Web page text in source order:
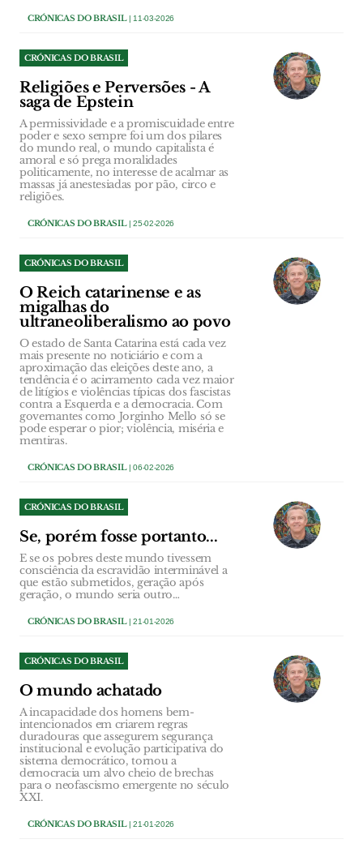
CRÓNICAS DO BRASIL| 11-03-2026
CRÓNICAS DO BRASIL
Religiões e Perversões - A
saga de Epstein
A permissividade e a promiscuidade entre
poder e sexo sempre foi um dos pilares
do mundo real, o mundo capitalista é
amoral e só prega moralidades
politicamente, no interesse de acalmar as
massas já anestesiadas por pão, circo e
religiões.
CRÓNICAS DO BRASIL| 25-02-2026
CRÓNICAS DO BRASIL
O Reich catarinense e as
migalhas do
ultraneoliberalismo ao povo
O estado de Santa Catarina está cada vez
mais presente no noticiário e com a
aproximação das eleições deste ano, a
tendência é o acirramento cada vez maior
de litígios e violências típicas dos fascistas
contra a Esquerda e a democracia. Com
governantes como Jorginho Mello só se
pode esperar o pior; violência, miséria e
mentiras.
CRÓNICAS DO BRASIL| 06-02-2026
CRÓNICAS DO BRASIL
Se, porém fosse portanto...
E se os pobres deste mundo tivessem
consciência da escravidão interminável a
que estão submetidos, geração após
geração, o mundo seria outro…
CRÓNICAS DO BRASIL| 21-01-2026
CRÓNICAS DO BRASIL
O mundo achatado
A incapacidade dos homens bem-
intencionados em criarem regras
duradouras que assegurem segurança
institucional e evolução participativa do
sistema democrático, tornou a
democracia um alvo cheio de brechas
para o neofascismo emergente no século
XXI.
CRÓNICAS DO BRASIL| 21-01-2026